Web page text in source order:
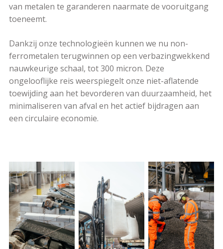
van metalen te garanderen naarmate de vooruitgang
toeneemt.
Dankzij onze technologieën kunnen we nu non-
ferrometalen terugwinnen op een verbazingwekkend
nauwkeurige schaal, tot 300 micron. Deze
ongelooflijke reis weerspiegelt onze niet-aflatende
toewijding aan het bevorderen van duurzaamheid, het
minimaliseren van afval en het actief bijdragen aan
een circulaire economie.